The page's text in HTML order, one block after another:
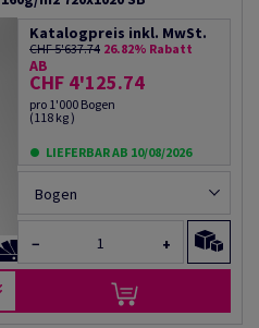
Katalogpreis inkl. MwSt.
CHF 5'637.74 26.82% Rabatt
AB
CHF 4'125.74
pro 1'000 Bogen
(118 kg )
LIEFERBAR AB 10/08/2026
Bogen
− +